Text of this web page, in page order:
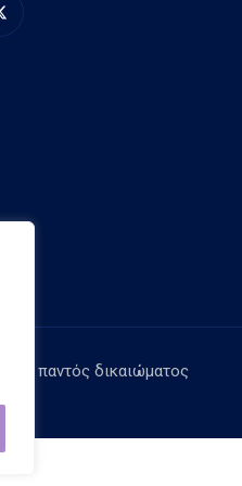
παντός δικαιώματος